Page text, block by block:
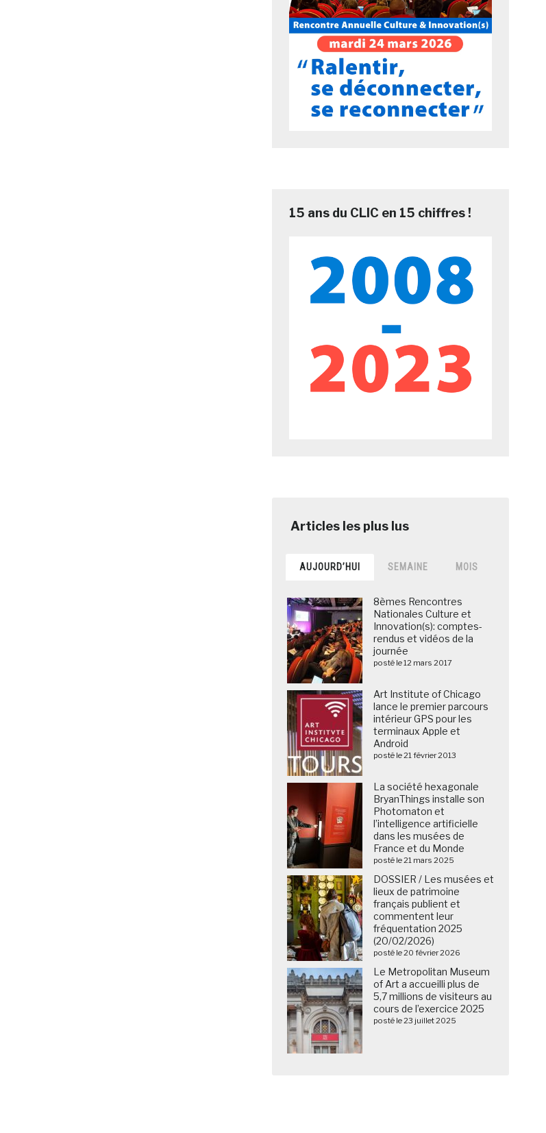
15 ans du CLIC en 15 chiffres !
AUJOURD’HUI SEMAINE MOIS
8èmes Rencontres
Nationales Culture et
Innovation(s): comptes-
rendus et vidéos de la
journée
posté le 12 mars 2017
Art Institute of Chicago
lance le premier parcours
intérieur GPS pour les
terminaux Apple et
Android
posté le 21 février 2013
La société hexagonale
BryanThings installe son
Photomaton et
l’intelligence artificielle
dans les musées de
France et du Monde
posté le 21 mars 2025
DOSSIER / Les musées et
lieux de patrimoine
français publient et
commentent leur
fréquentation 2025
(20/02/2026)
posté le 20 février 2026
Le Metropolitan Museum
of Art a accueilli plus de
5,7 millions de visiteurs au
cours de l’exercice 2025
posté le 23 juillet 2025